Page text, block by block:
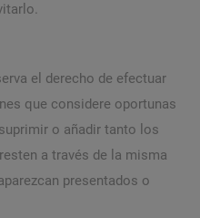
el derecho de efectuar
que considere oportunas
o añadir tanto los
a través de la misma
presentados o